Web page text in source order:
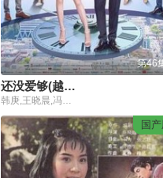
第46
还没爱够(越南语版)
韩庚,王晓晨,冯雷,叶祖新,张晓晨,马心瑞,陈米麒,赵一维,王艺嘉,韩雯雯,骆达华
国